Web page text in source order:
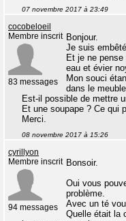
07 novembre 2017 à 23:49
cocobeloeil
Membre inscrit
83 messages
Bonjour.
Je suis
Et je ne
eau et évier
Mon souci
dans le
Est-il possible de mettre
Et une soupape ? Ce qui
Merci.
08 novembre 2017 à 15:26
cyrillyon
Membre inscrit
94 messages
Bonsoir.
Oui vous
problème.
Avec un té
Quelle était la